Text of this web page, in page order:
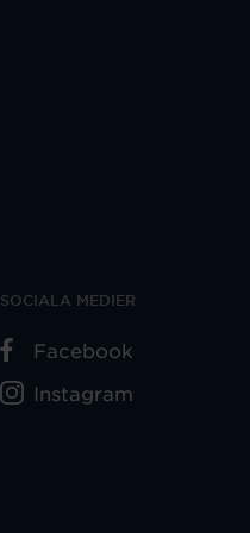
SOCIALA MEDIER
Facebook
Instagram